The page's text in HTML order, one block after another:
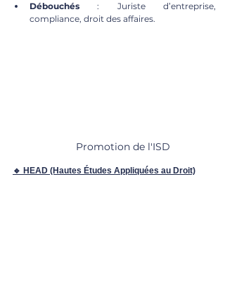
Débouchés : Juriste d’entreprise,
compliance, droit des affaires.
Promotion de l'ISD
🔹 HEAD (Hautes Études Appliquées au Droit)